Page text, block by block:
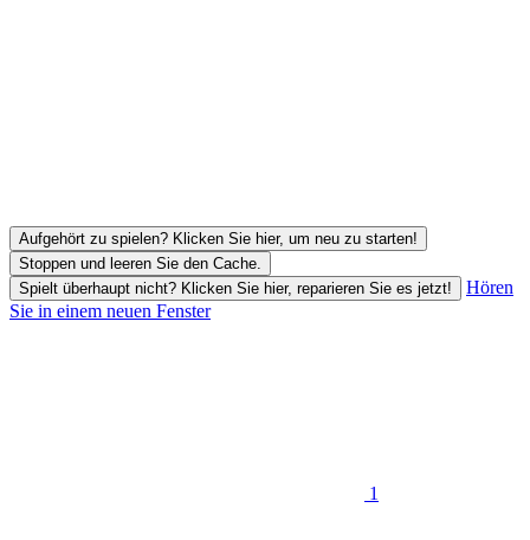
Aufgehört zu spielen? Klicken Sie hier, um neu zu starten!
Stoppen und leeren Sie den Cache.
Spielt überhaupt nicht? Klicken Sie hier, reparieren Sie es jetzt!
Hören
Sie in einem neuen Fenster
1